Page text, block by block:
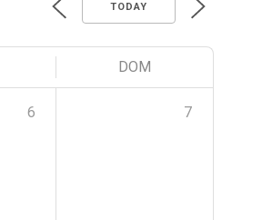
TODAY
DOM
6 7